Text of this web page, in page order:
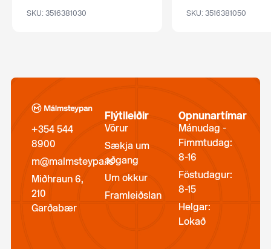
SKU: 3516381030 SKU: 3516381050
+354 544
8900
m@malmsteypa.is
Miðhraun 6,
210
Garðabær
Flýtileiðir
Vörur
Sækja um
aðgang
Um okkur
Framleiðslan
Opnunartímar
Mánudag -
Fimmtudag:
8-16
Föstudagur:
8-15
Helgar:
Lokað